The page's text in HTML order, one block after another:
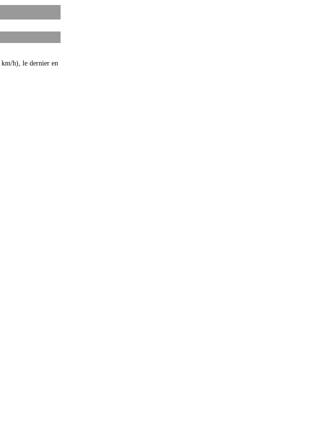
km/h), le dernier en